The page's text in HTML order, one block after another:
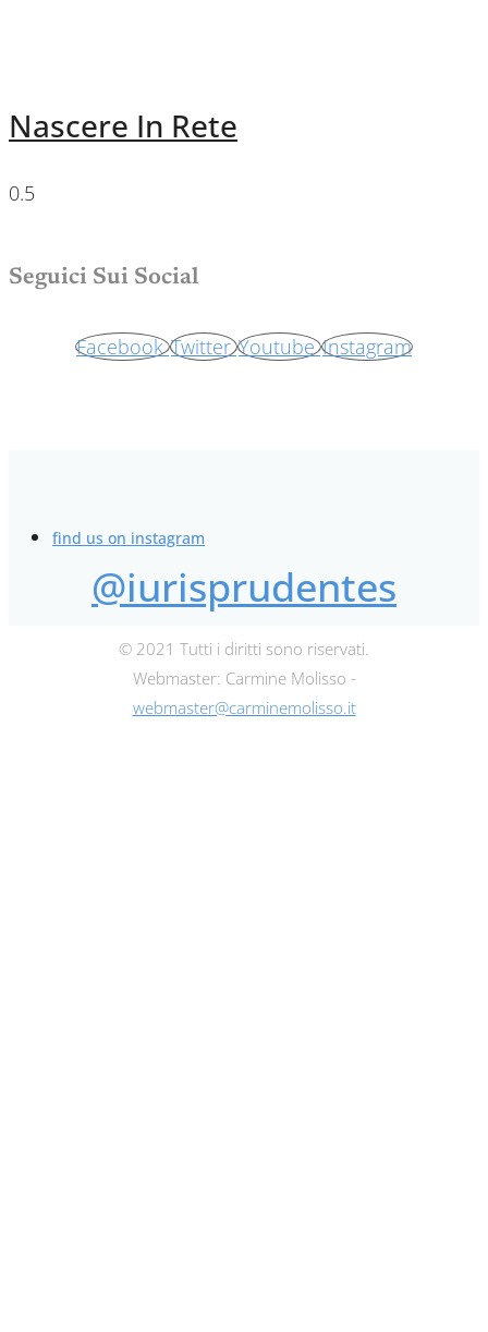
Nascere In Rete
Seguici Sui Social
Facebook Twitter Youtube Instagram
find us on instagram
@iurisprudentes
© 2021 Tutti i diritti sono riservati.
Webmaster: Carmine Molisso -
webmaster@carminemolisso.it